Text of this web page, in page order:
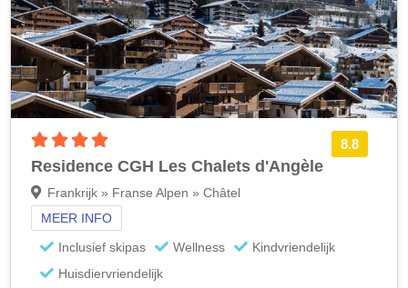
8.8
Residence CGH Les Chalets d'Angèle
Frankrijk » Franse Alpen » Châtel
MEER INFO
Inclusief skipas
Wellness
Kindvriendelijk
Huisdiervriendelijk